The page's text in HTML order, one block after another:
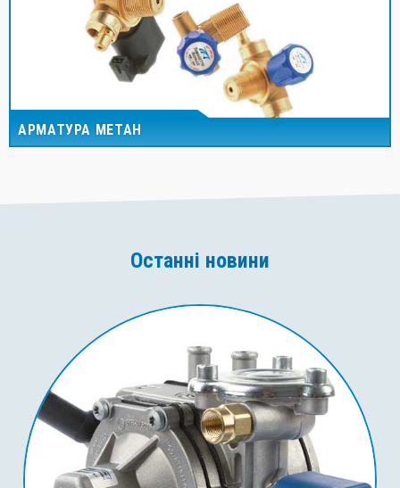
АРМАТУРА МЕТАН
Останні новини